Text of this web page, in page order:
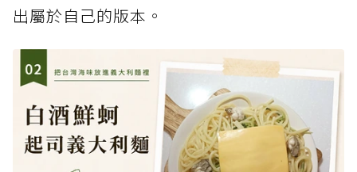
出屬於自己的版本。